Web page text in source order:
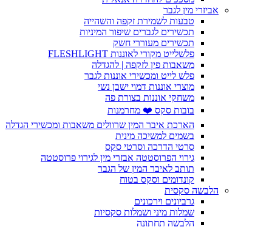
אביזרי מין לגבר
טבעות לשמירת זקפה והשהייה
תכשירים לגברים שיפור המיניות
תכשירים מעוררי חשק
פלשלייט מקורי לאוננות FLESHLIGHT
משאבות פין לזקפה | להגדלה
פלש לייט ומכשירי אוננות לגבר
מוצרי אוננות דמוי ישבן נשי
משחקי אוננות בצורת פה
בובות סקס ❤️ מחרמנות
הארכת איבר המין שרוולים משאבות ומכשירי הגדלה
בשמים למשיכה מינית
סרטי הדרכה וסרטי סקס
גירוי הפרוסטטה אבזרי מין לגירוי פרוסטטה
תותב לאיבר המין של הגבר
קונדומים וסקס בטוח
הלבשה סקסית
גרביונים וירכונים
שמלות מיני ושמלות סקסיות
הלבשה תחתונה